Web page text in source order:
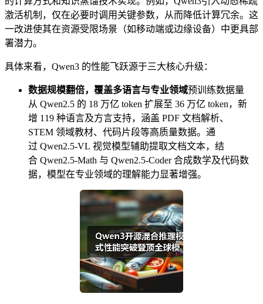
激活机制，仅在必要时调用关键参数，从而降低计算冗余。这
一改进使其在资源受限场景（如移动端或边缘设备）中更具部
署潜力。
具体来看，Qwen3 的性能飞跃源于三大核心升级：
数据规模翻倍，覆盖多语言与专业领域预训练数据量
从 Qwen2.5 的 18 万亿 token 扩展至 36 万亿 token，新
增 119 种语言及方言支持，涵盖 PDF 文档解析、
STEM 领域教材、代码片段等高质量数据。通
过 Qwen2.5-VL 视觉模型辅助提取文档文本，结
合 Qwen2.5-Math 与 Qwen2.5-Coder 合成数学及代码数
据，模型在专业领域的理解能力显著增强。